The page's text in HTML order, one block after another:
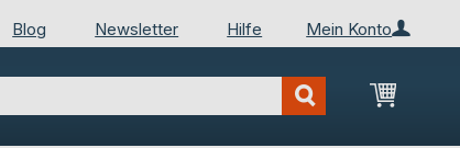
Mein Konto
Blog Newsletter Hilfe
Mein